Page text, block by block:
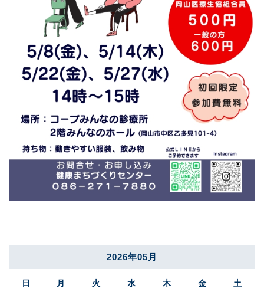
2026年05月
日 月 火 水 木 金 土